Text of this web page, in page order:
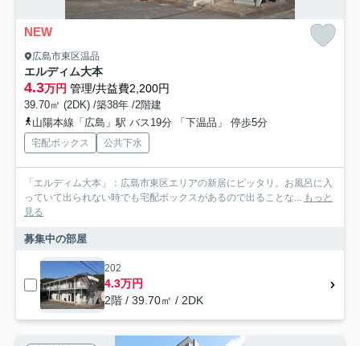
NEW
広島市東区温品
エルディム大本
4.3万円 管理/共益費2,200円
39.70㎡ (2DK) /築38年 /2階建
山陽本線「広島」駅 バス19分 「下温品」 停歩5分
宅配ボックス 公共下水
「エルディム大本」：広島市東区エリアの新居にピッタリ。お風呂に入
っていて出られない時でも宅配ボックスがあるので出ることな... もっと
見る
募集中の部屋
202
4.3万円
2階 / 39.70㎡ / 2DK